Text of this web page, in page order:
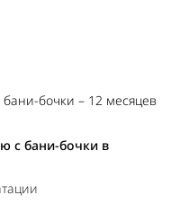
бочки – 12 месяцев
с бани-бочки в